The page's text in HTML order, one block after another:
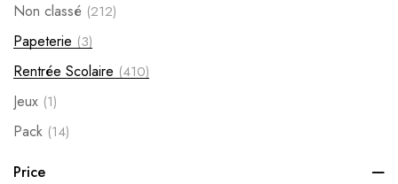
Non classé (212)
Papeterie (3)
Rentrée Scolaire (410)
Jeux (1)
Pack (14)
Soutenance
Price